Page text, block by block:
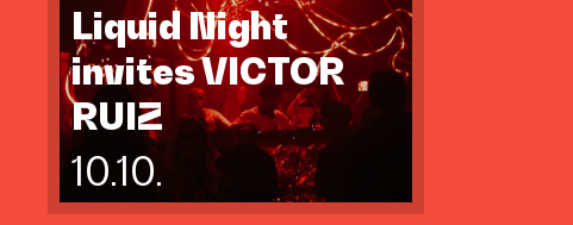
Liquid Night
invites VICTOR
RUIZ
10.10.